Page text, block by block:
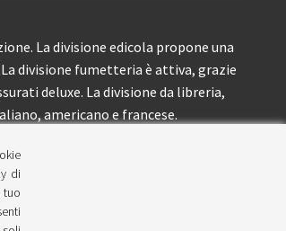
La divisione edicola propone una
divisione fumetteria è attiva, grazie
deluxe. La divisione da libreria,
americano e francese.
di
tuo